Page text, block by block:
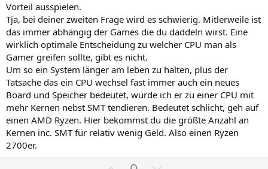
Vorteil ausspielen.
Tja, bei deiner zweiten Frage wird es schwierig. Mitlerweile ist
das immer abhängig der Games die du daddeln wirst. Eine
wirklich optimale Entscheidung zu welcher CPU man als
Gamer greifen sollte, gibt es nicht.
Um so ein System länger am leben zu halten, plus der
Tatsache das ein CPU wechsel fast immer auch ein neues
Board und Speicher bedeutet, würde ich er zu einer CPU mit
mehr Kernen nebst SMT tendieren. Bedeutet schlicht, geh auf
einen AMD Ryzen. Hier bekommst du die größte Anzahl an
Kernen inc. SMT für relativ wenig Geld. Also einen Ryzen
2700er.